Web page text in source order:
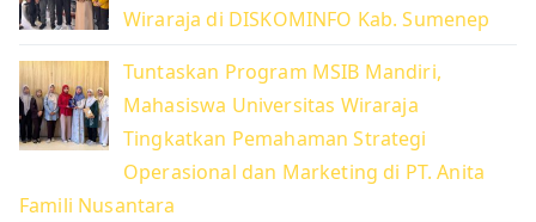
Wiraraja di DISKOMINFO Kab. Sumenep
Tuntaskan Program MSIB Mandiri,
Mahasiswa Universitas Wiraraja
Tingkatkan Pemahaman Strategi
Operasional dan Marketing di PT. Anita
Famili Nusantara